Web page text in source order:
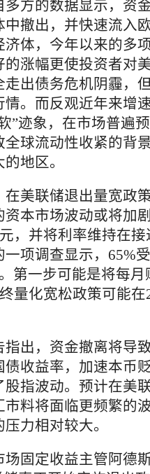
方的数据显示，资
撤出，并快速流入
体，今年以来的多
涨幅更使投资者对
出债务危机阴霾，
。而反观近年来增
”迹象，在市场普遍
球流动性收紧的背
地区。
美联储退出量宽政
本市场波动或将加
，并将利率维持在
项调查显示，65%
第一步可能是将每月
量化宽松政策可能在
出，资金撤离将导
收益率，加速本币
指波动。预计在美
料将面临更频繁的
力相对较大。
固定收益主管阿德